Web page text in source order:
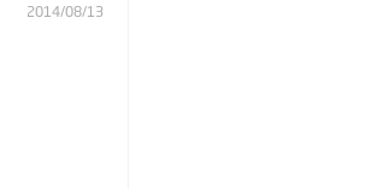
13‏/08‏/2014